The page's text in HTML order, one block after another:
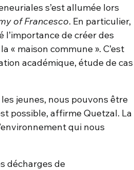
s’est allumée lors
of Francesco. En particulier,
l’importance de créer des
« maison commune ». C’est
académique, étude de cas
jeunes, nous pouvons être
possible, affirme Quetzal. La
qui nous
décharges de